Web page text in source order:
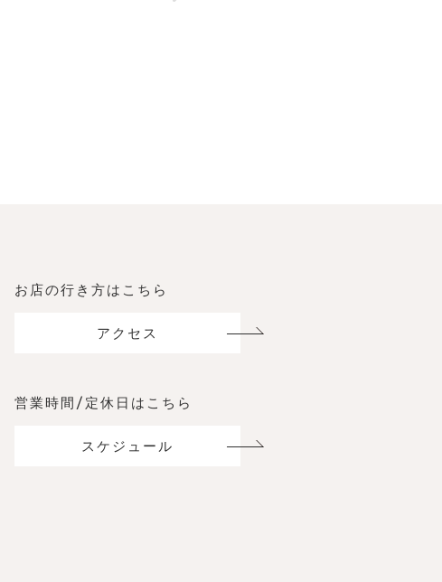
お店の行き方はこちら
アクセス
営業時間/定休日はこちら
スケジュール